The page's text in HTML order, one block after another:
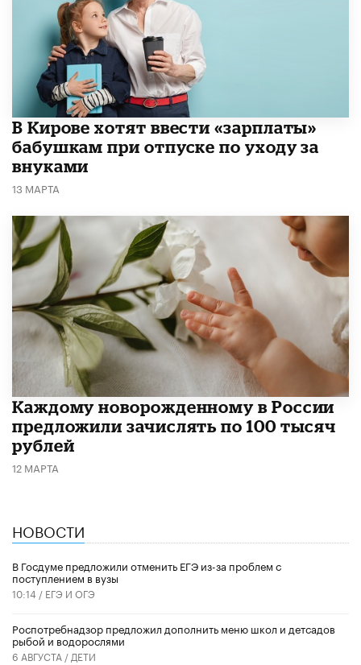
В Кирове хотят ввести «зарплаты»
бабушкам при отпуске по уходу за
внуками
13 МАРТА
Каждому новорожденному в России
предложили зачислять по 100 тысяч
рублей
12 МАРТА
НОВОСТИ
В Госдуме предложили отменить ЕГЭ из-за проблем с
поступлением в вузы
10:14 / ЕГЭ И ОГЭ
Роспотребнадзор предложил дополнить меню школ и детсадов
рыбой и водорослями
6 АВГУСТА / ДЕТИ